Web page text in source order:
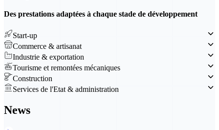
Des prestations adaptées à chaque stade de développement
Start-up
Commerce & artisanat
Industrie & exportation
Tourisme et remontées mécaniques
Construction
Services de l'Etat & administration
News